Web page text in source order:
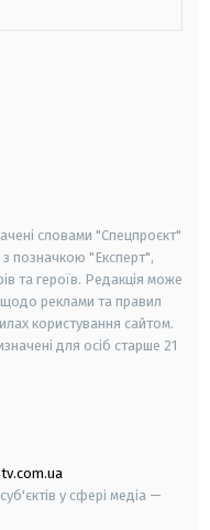
словами "Спецпроєкт"
позначкою "Експерт",
та героїв. Редакція може
щодо реклами та правил
користування сайтом.
для осіб старше 21
у сфері медіа —